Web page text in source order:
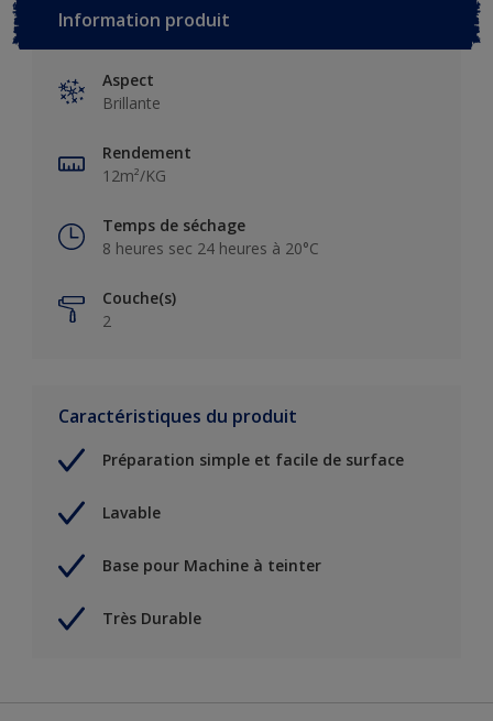
Information produit
Aspect
Brillante
Rendement
12m²/KG
Temps de séchage
8 heures sec 24 heures à 20°C
Couche(s)
2
Caractéristiques du produit
Préparation simple et facile de surface
Lavable
Base pour Machine à teinter
Très Durable